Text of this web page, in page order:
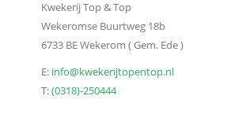
Kwekerij Top & Top
Wekeromse Buurtweg 18b
6733 BE Wekerom ( Gem. Ede )
E: info@kwekerijtopentop.nl
T:(0318)-250444